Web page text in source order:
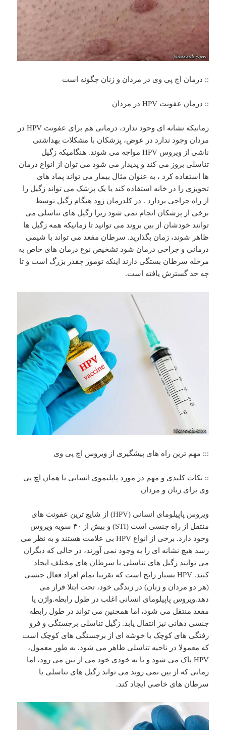
:: درمان اچ پی وی در مردان و زنان چگونه است
:: درمان عفونت HPV در مردان
زمانیکه نشانه ای وجود ندارد، درمانی هم برای عفونت HPV در
مردان وجود ندارد در عوض، پزشکان با مشکلات بهداشتی
ناشی از ویروس HPV مواجه می شوند. هنگامیکه زگیل
تناسلی بروز می کند و پدیدار می شود می توان از انواع درمان
ها استفاده کرد ، به عنوان مثال بیمار می تواند پماد های
تجویزی را در خانه استفاده کند یا یک پزشک می تواند زگیل را
از راه جراحی بردارد . در کلدرمان زود هنگام زگیل توسط
برخی از پزشکان انجام نمی شود زیرا زگیل های تناسلی می
توانند خودشان از بین بروند می توانید تا زمانیکه همه زگیل ها
ظاهر شوند، زمان بگذارید. سرطان مقعد می تواند با شیمی
درمانی و جراحی درمان شود تشخیص نوع درمان های خاص به
مرحله سرطان بستگی دارند اینکه تومور چقدر بزرگ است و تا
چه حد گسترش یافته است.
::: مهم ترین راه های پیشگیری از ویروس اچ پی وی
:: نکات کلیدی و مهم در مورد پاپلیموی انسانی یا همان اچ پی
وی برای زنان و مردان
ویروس پاپیلومای انسانی (HPV) از شایع ترین عفونت های
منتقل از راه جنسی است (STI) و بیش از ۴۰ سویه ویروس
وجود دارد. برخی از انواع HPV بی علامت هستند و به نظر می
رسد هیچ نشانه ای را به وجود نمی آورند، در حالی که دیگران
می توانند زگیل های تناسلی یا سرطان های مختلف ایجاد
کنند. HPV بسیار رایج است که تقریبا تمام افراد فعال جنسی
(هر دو مردان و زنان) در زندگی خود، تحت ابتلا قرار می
دهد.ویروس پاپیلومای انسانی اغلب در طول رابطه.واژن یا
مقعد منتقل می شود، اما همچنین می تواند در طول رابطه
جنسی دهانی نیز انتقال یابد. زگیل تناسلی برجستگی و فرو
رفتگی های کوچک یا خوشه ای از برجستگی های کوچک است
که معمولا در ناحیه تناسلی ظاهر می شود. به طور معمول،
HPV پاک می شود و یا به خودی خود می از بین می رود، اما
زمانی که از بین نمی روند می تواند زگیل های تناسلی یا
سرطان های خاصی ایجاد کند.